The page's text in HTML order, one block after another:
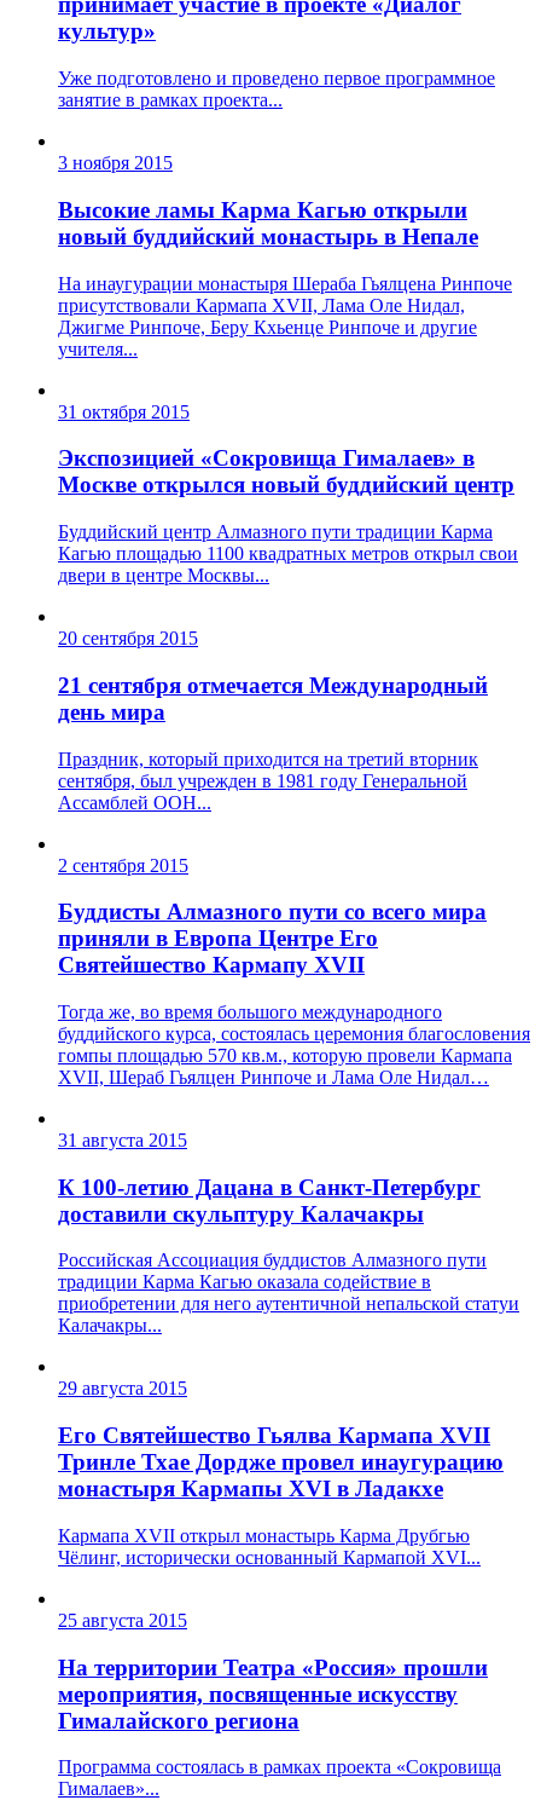
культур»
Уже подготовлено и проведено первое программное
занятие в рамках проекта...
3 ноября 2015
Высокие ламы Карма Кагью открыли
новый буддийский монастырь в Непале
На инаугурации монастыря Шераба Гьялцена Ринпоче
присутствовали Кармапа XVII, Лама Оле Нидал,
Джигме Ринпоче, Беру Кхьенце Ринпоче и другие
учителя...
31 октября 2015
Экспозицией «Сокровища Гималаев» в
Москве открылся новый буддийский центр
Буддийский центр Алмазного пути традиции Карма
Кагью площадью 1100 квадратных метров открыл свои
двери в центре Москвы...
20 сентября 2015
21 сентября отмечается Международный
день мира
Праздник, который приходится на третий вторник
сентября, был учрежден в 1981 году Генеральной
Ассамблей ООН...
2 сентября 2015
Буддисты Алмазного пути со всего мира
приняли в Европа Центре Его
Святейшество Кармапу XVII
Тогда же, во время большого международного
буддийского курса, состоялась церемония благословения
гомпы площадью 570 кв.м., которую провели Кармапа
XVII, Шераб Гьялцен Ринпоче и Лама Оле Нидал…
31 августа 2015
К 100-летию Дацана в Санкт-Петербург
доставили скульптуру Калачакры
Российская Ассоциация буддистов Алмазного пути
традиции Карма Кагью оказала содействие в
приобретении для него аутентичной непальской статуи
Калачакры...
29 августа 2015
Его Святейшество Гьялва Кармапа XVII
Тринле Тхае Дордже провел инаугурацию
монастыря Кармапы XVI в Ладакхе
Кармапа XVII открыл монастырь Карма Друбгью
Чёлинг, исторически основанный Кармапой XVI...
25 августа 2015
На территории Театра «Россия» прошли
мероприятия, посвященные искусству
Гималайского региона
Программа состоялась в рамках проекта «Сокровища
Гималаев»...